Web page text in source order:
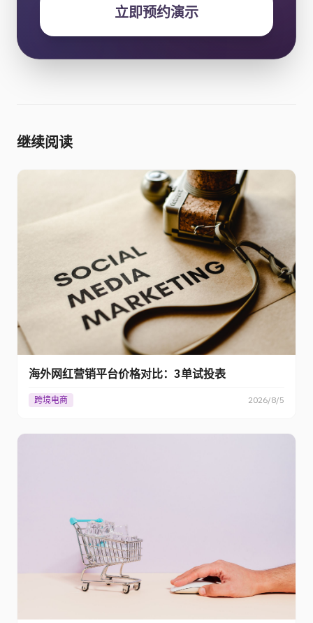
立即预约演示
继续阅读
海外网红营销平台价格对比：3单试投表
跨境电商 2026/8/5